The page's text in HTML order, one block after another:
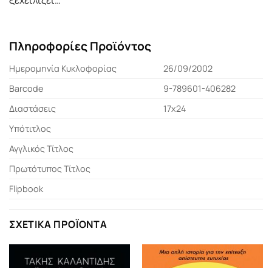
Πληροφορίες Προϊόντος
Ημερομηνία Κυκλοφορίας
26/09/2002
Barcode
9-789601-406282
Διαστάσεις
17x24
Υπότιτλος
Αγγλικός Τίτλος
Πρωτότυπος Τίτλος
Flipbook
ΣΧΕΤΙΚΆ ΠΡΟΪΌΝΤΑ